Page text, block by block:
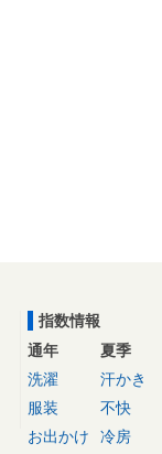
指数情報
通年
洗濯
服装
お出かけ
夏季
汗かき
不快
冷房